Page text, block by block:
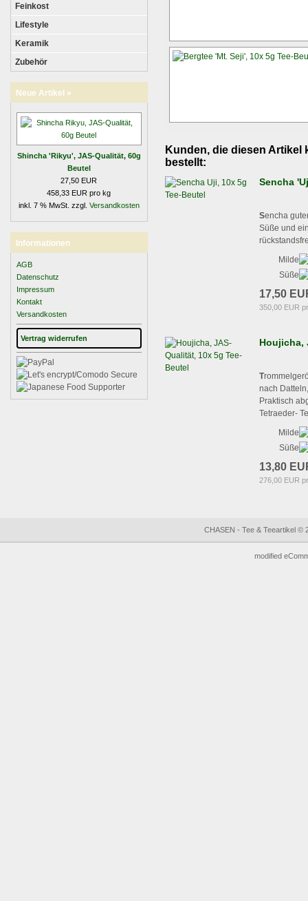
Feinkost
Lifestyle
Keramik
Zubehör
Neue Artikel »
Shincha 'Rikyu', JAS-Qualität, 60g
Beutel
27,50 EUR
458,33 EUR pro kg
inkl. 7 % MwSt. zzgl. Versandkosten
Informationen
AGB
Datenschutz
Impressum
Kontakt
Versandkosten
Vertrag widerrufen
Kunden, die diesen Artikel
bestellt:
Sencha
Sencha
Süße und
Milde
Süße
17,50
350,00 EUR
Houjicha,
T
nach
Praktisch
Tetraeder-
Milde
Süße
13,80
276,00 EUR
CHASEN - Tee & Teeartikel ©
modified